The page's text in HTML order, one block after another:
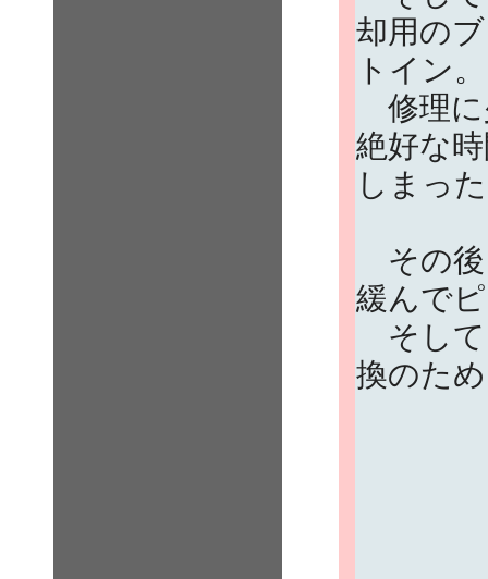
却用の
トイン。
修理に
絶好な
しまっ
その後
緩んで
そして
換のた